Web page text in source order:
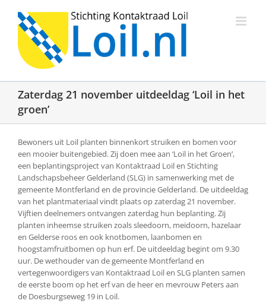
inhoud
Zaterdag 21 november uitdeeldag ‘Loil in het
groen’
Bewoners uit Loil planten binnenkort struiken en bomen voor
een mooier buitengebied. Zij doen mee aan ‘Loil in het Groen’,
een beplantingsproject van Kontaktraad Loil en Stichting
Landschapsbeheer Gelderland (SLG) in samenwerking met de
gemeente Montferland en de provincie Gelderland. De uitdeeldag
van het plantmateriaal vindt plaats op zaterdag 21 november.
Vijftien deelnemers ontvangen zaterdag hun beplanting. Zij
planten inheemse struiken zoals sleedoorn, meidoorn, hazelaar
en Gelderse roos en ook knotbomen, laanbomen en
hoogstamfruitbomen op hun erf. De uitdeeldag begint om 9.30
uur. De wethouder van de gemeente Montferland en
vertegenwoordigers van Kontaktraad Loil en SLG planten samen
de eerste boom op het erf van de heer en mevrouw Peters aan
de Doesburgseweg 19 in Loil.